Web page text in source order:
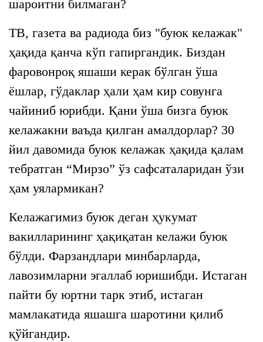
шароитни билмаган?
ТВ, газета ва радиода биз "буюк келажак"
ҳақида қанча кўп гапиргандик. Биздан
фаровонроқ яшаши керак бўлган ўша
ёшлар, гўдаклар ҳали ҳам кир совунга
чайиниб юрибди. Қани ўша бизга буюк
келажакни ваъда қилган амалдорлар? 30
йил давомида буюк келажак ҳақида қалам
тебратган “Мирзо” ўз сафсаталаридан ўзи
ҳам уялармикан?
Келажагимиз буюк деган ҳукумат
вакилларининг ҳақиқатан келажи буюк
бўлди. Фарзандлари минбарларда,
лавозимларни эгаллаб юришибди. Истаган
пайти бу юртни тарк этиб, истаган
мамлакатида яшашга шаротини қилиб
қўйгандир.